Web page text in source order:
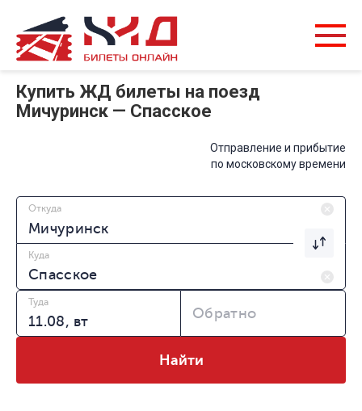
Купить ЖД билеты на поезд
Мичуринск — Спасское
Отправление и прибытие
по московскому времени
Откуда
Куда
Туда
Обратно
Найти